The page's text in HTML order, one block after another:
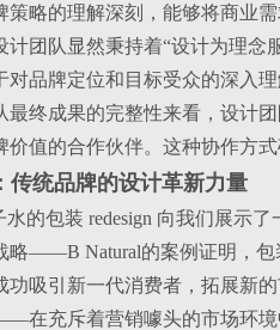
策略的理解深刻，能够将商业需
团队显然秉持着“设计为理念
对品牌定位和目标受众的深入理
终成果的完整性来看，设计团
价值的合作伙伴。这种协作方
传统品牌的设计革新力量
水的包装 redesign 向我们展示
略——B Natural的案例证明，包
功吸引新一代消费者，拓展新的
在充斥着营销噱头的市场环境